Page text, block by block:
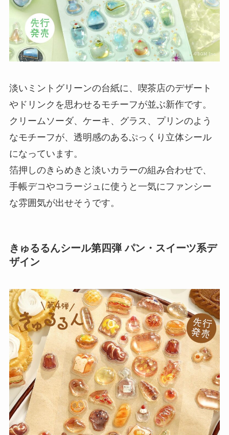
淡いミントグリーンの台紙に、喫茶店のデザート
やドリンクを思わせるモチーフが並ぶ新作です。
クリームソーダ、ケーキ、グラス、プリンのよう
なモチーフが、透明感のあるぷっくり立体シール
になっています。
箔押しのきらめきと淡いカラーの組み合わせで、
手帳デコやコラージュに使うと一気にファンシー
な雰囲気が出せそうです。
きゅるるんシール第四弾 パン・スイーツ系デ
ザイン